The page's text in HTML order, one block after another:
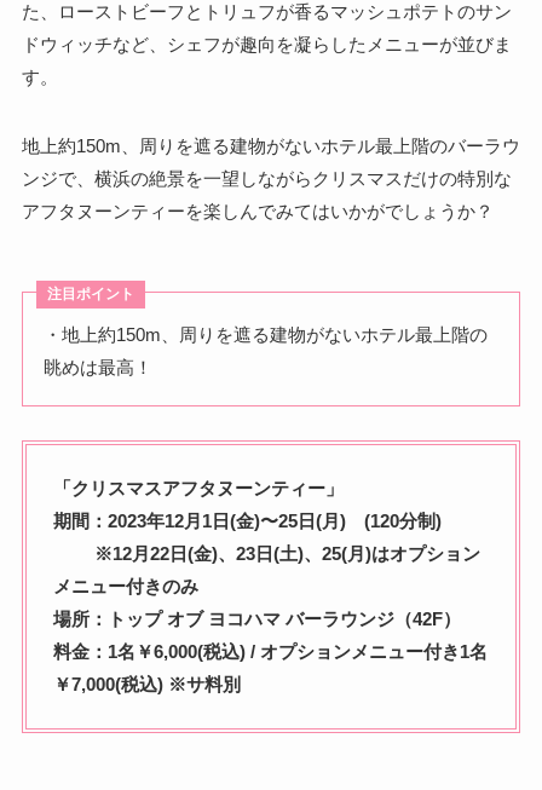
た、ローストビーフとトリュフが香るマッシュポテトのサン
ドウィッチなど、シェフが趣向を凝らしたメニューが並びま
す。
地上約150m、周りを遮る建物がないホテル最上階のバーラウ
ンジで、横浜の絶景を一望しながらクリスマスだけの特別な
アフタヌーンティーを楽しんでみてはいかがでしょうか？
注目ポイント
・地上約150m、周りを遮る建物がないホテル最上階の
眺めは最高！
「クリスマスアフタヌーンティー」
期間：2023年12月1日(金)〜25日(月) (120分制)
※12月22日(金)、23日(土)、25(月)はオプション
メニュー付きのみ
場所：トップ オブ ヨコハマ バーラウンジ（42F）
料金：1名￥6,000(税込) / オプションメニュー付き1名
￥7,000(税込) ※サ料別